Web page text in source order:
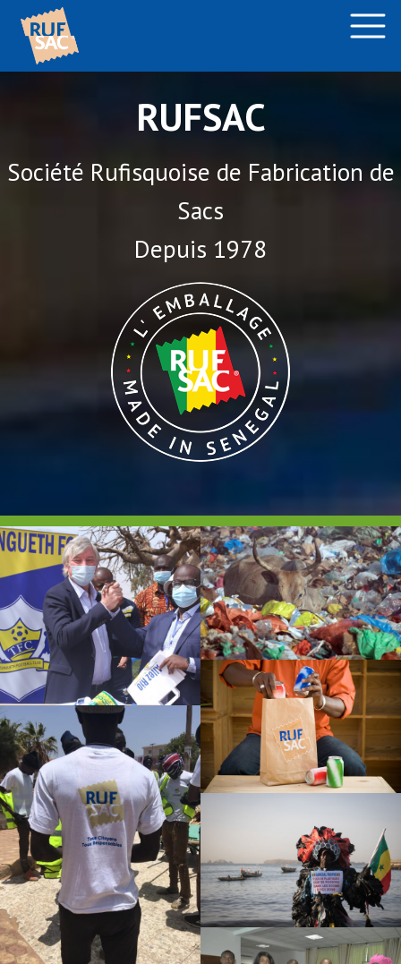
RUFSAC
Société Rufisquoise de Fabrication de
Sacs
Depuis 1978